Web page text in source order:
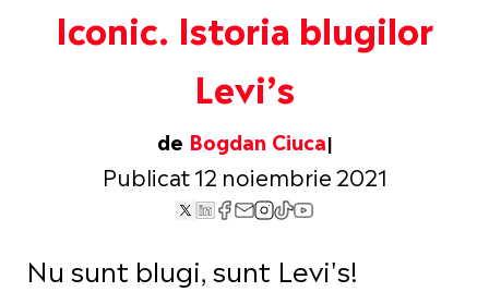
Iconic. Istoria blugilor
Levi’s
de Bogdan Ciuca
Publicat 12 noiembrie 2021
Nu sunt blugi, sunt Levi's!